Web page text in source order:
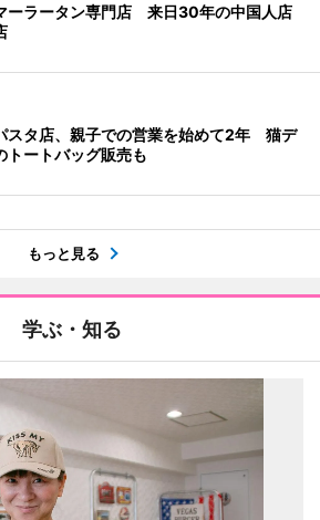
ーラータン専門店 来日30年の中国人店
スタ店、親子での営業を始めて2年 猫デ
トートバッグ販売も
もっと見る
学ぶ・知る